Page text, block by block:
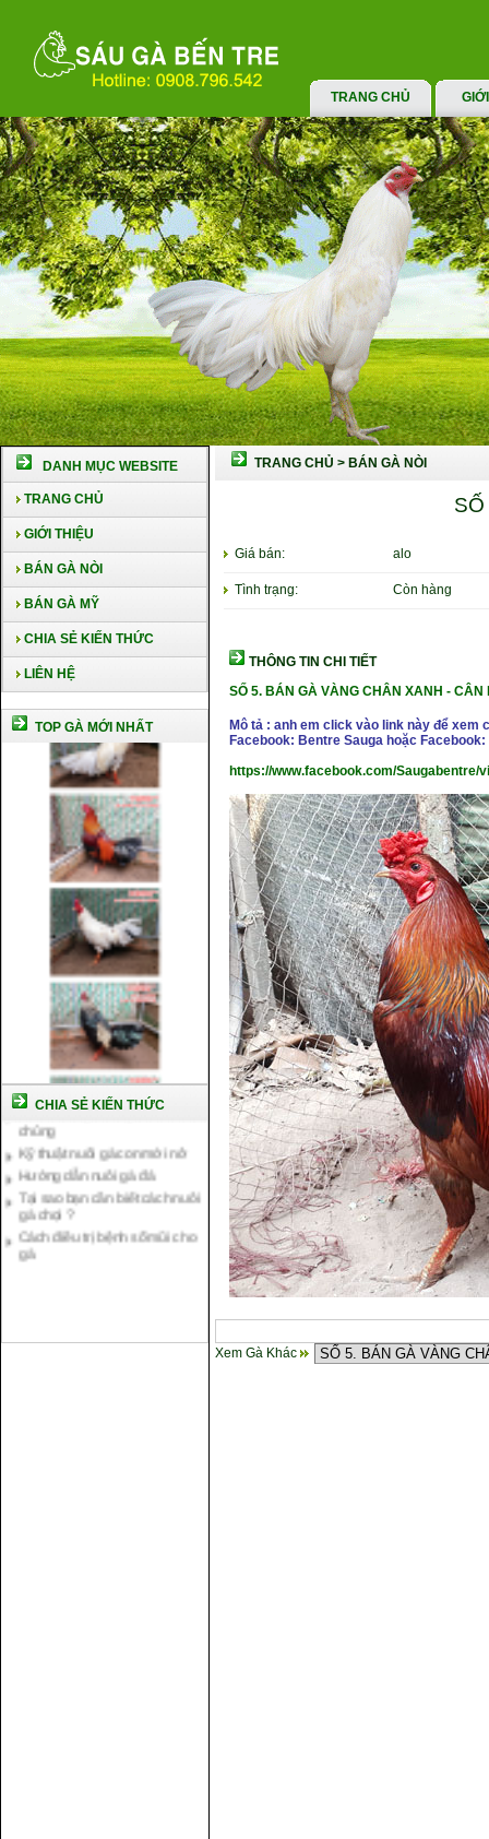
TRANG CHỦ
DANH MỤC WEBSITE
TRANG CHỦ
GIỚI THIỆU
BÁN GÀ NÒI
BÁN GÀ MỸ
CHIA SẺ KIẾN THỨC
LIÊN HỆ
TOP GÀ MỚI NHẤT
CHIA SẺ KIẾN THỨC
Cách nuôi gà chế độ đá c1
Cách nuôi gà đông tảo thuần
chủng
Kỹ thuật nuôi gà con mới nở
Hướng dẫn nuôi gà đá
Tại sao bạn cần biết cách nuôi
gà chọi ?
Cách điều trị bệnh sổ mũi cho
gà
TRANG CHỦ > BÁN GÀ NÒI
Giá bán: alo
Tình trạng: Còn hàng
THÔNG TIN CHI TIẾT
SỐ 5. BÁN GÀ VÀNG CHÂN XANH - CÂN
Mô tả : anh em click vào link này để
Facebook: Bentre Sauga hoặc Facebook:
https://www.facebook.com/Saugabentre/
Xem Gà Khác